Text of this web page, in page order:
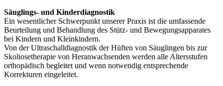
Säuglings- und Kinderdiagnostik
Ein wesentlicher Schwerpunkt unserer Praxis ist die umfassende
Beurteilung und Behandlung des Stütz- und Bewegungsapparates
bei Kindern und Kleinkindern.
Von der Ultraschalldiagnostik der Hüften von Säuglingen bis zur
Skoliosetherapie von Heranwachsenden werden alle Altersstufen
orthopädisch begleitet und wenn notwendig entsprechende
Korrekturen eingeleitet.